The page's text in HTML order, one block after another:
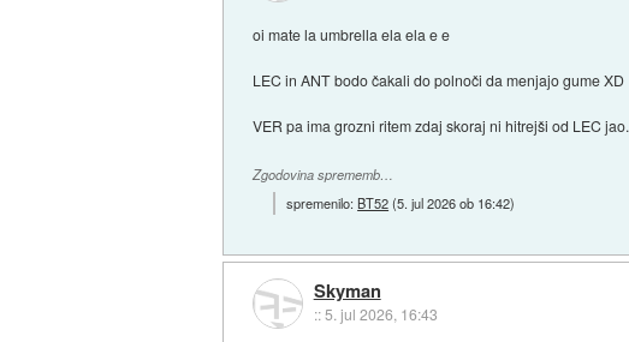
oi mate la umbrella ela ela e e
LEC in ANT bodo čakali do polnoči da menjajo gume XD
VER pa ima grozni ritem zdaj skoraj ni hitrejši od LEC jao.
Zgodovina sprememb…
spremenilo:BT52(5. jul 2026 ob 16:42)
Skyman
::5. jul 2026, 16:43